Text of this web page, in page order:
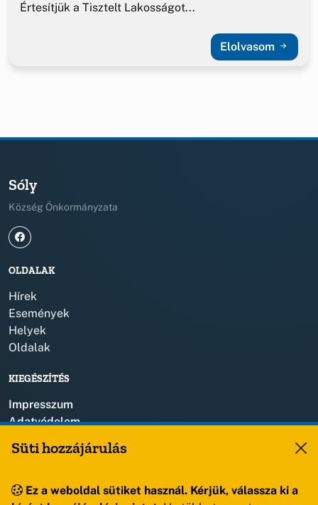
Értesítjük a Tisztelt Lakosságot...
Elolvasom
Sóly
Község Önkormányzata
OLDALAK
Hírek
Események
Helyek
Oldalak
KIEGÉSZÍTÉS
Impresszum
Adatvédelem
+36 88 459 150
Süti hozzájárulás
Ez a weboldal sütiket használ. Kérjük, válassza ki a